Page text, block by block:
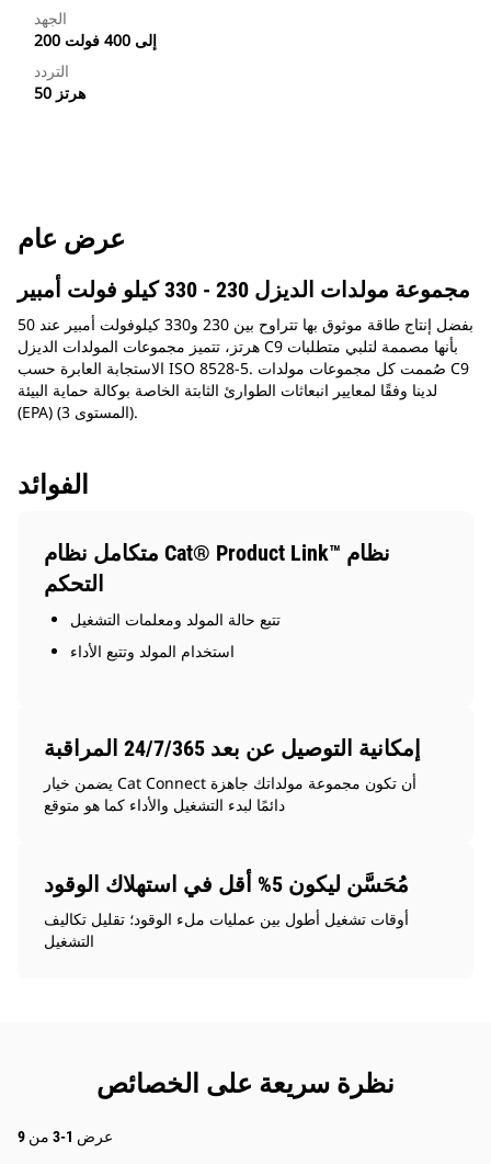
الجهد
200 إلى 400 فولت
التردد
50 هرتز
عرض عام
مجموعة مولدات الديزل 230 - 330 كيلو فولت أمبير
بفضل إنتاج طاقة موثوق بها تتراوح بين 230 و330 كيلوفولت أمبير عند 50
هرتز، تتميز مجموعات المولدات الديزل C9 بأنها مصممة لتلبي متطلبات
الاستجابة العابرة حسب ISO 8528-5. صُممت كل مجموعات مولدات C9
لدينا وفقًا لمعايير انبعاثات الطوارئ الثابتة الخاصة بوكالة حماية البيئة
(EPA) (المستوى 3).
الفوائد
متكامل نظام Cat® Product Link™ نظام
التحكم
تتبع حالة المولد ومعلمات التشغيل
استخدام المولد وتتبع الأداء
إمكانية التوصيل عن بعد 24/7/365 المراقبة
يضمن خيار Cat Connect أن تكون مجموعة مولداتك جاهزة
دائمًا لبدء التشغيل والأداء كما هو متوقع
مُحَسَّن ليكون 5% أقل في استهلاك الوقود
أوقات تشغيل أطول بين عمليات ملء الوقود؛ تقليل تكاليف
التشغيل
نظرة سريعة على الخصائص
عرض 1-3 من 9